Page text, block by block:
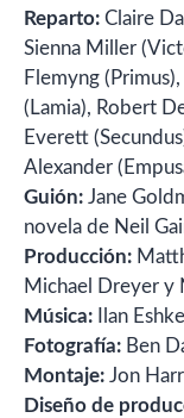
Reparto: Claire
Sienna Miller
Flemyng
(Lamia), Robert
Everett
Alexander
Guión: Jane
novela de Neil
Producción:
Michael Dreyer y
Música: Ilan
Fotografía: Ben
Montaje: Jon
Diseño de